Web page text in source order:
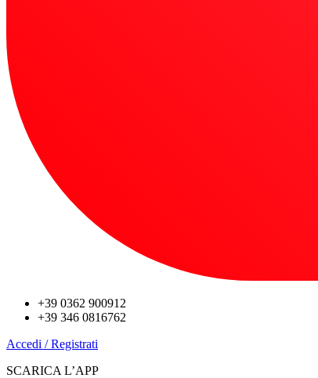
+39 0362 900912
+39 346 0816762
Accedi / Registrati
SCARICA L’APP